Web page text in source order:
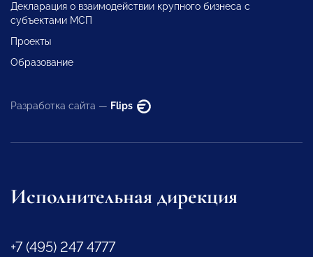
Декларация о взаимодействии крупного бизнеса с
субъектами МСП
Проекты
Образование
Разработка сайта — Flips
Исполнительная дирекция
+7 (495) 247 4777